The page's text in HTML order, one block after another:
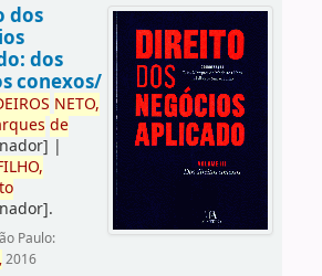
dos
dos
conexos/
IROS NETO,
de
|
.
Paulo:
2016